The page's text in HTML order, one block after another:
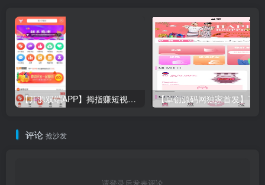
【开源双端APP】拇指赚短视频任务平台源码｜关注点赞+秒提现｜微信支付宝双支付｜卓创源码网独家
评论 抢沙发